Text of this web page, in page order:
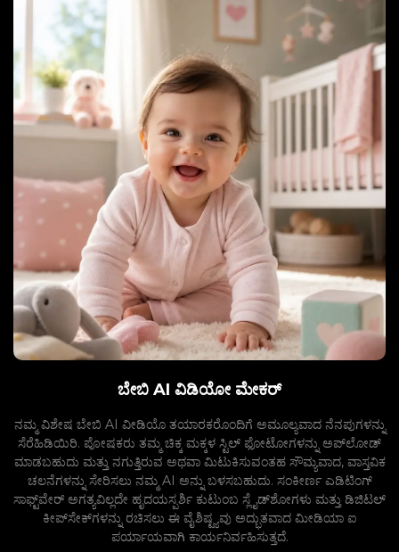
ಬೇಬಿ AI ವಿಡಿಯೋ ಮೇಕರ್
ನಮ್ಮ ವಿಶೇಷ ಬೇಬಿ AI ವೀಡಿಯೊ ತಯಾರಕರೊಂದಿಗೆ ಅಮೂಲ್ಯವಾದ ನೆನಪುಗಳನ್ನು
ಸೆರೆಹಿಡಿಯಿರಿ. ಪೋಷಕರು ತಮ್ಮ ಚಿಕ್ಕ ಮಕ್ಕಳ ಸ್ಟಿಲ್ ಫೋಟೋಗಳನ್ನು ಅಪ್‌ಲೋಡ್
ಮಾಡಬಹುದು ಮತ್ತು ನಗುತ್ತಿರುವ ಅಥವಾ ಮಿಟುಕಿಸುವಂತಹ ಸೌಮ್ಯವಾದ, ವಾಸ್ತವಿಕ
ಚಲನೆಗಳನ್ನು ಸೇರಿಸಲು ನಮ್ಮ AI ಅನ್ನು ಬಳಸಬಹುದು. ಸಂಕೀರ್ಣ ಎಡಿಟಿಂಗ್
ಸಾಫ್ಟ್‌ವೇರ್ ಅಗತ್ಯವಿಲ್ಲದೇ ಹೃದಯಸ್ಪರ್ಶಿ ಕುಟುಂಬ ಸ್ಲೈಡ್‌ಶೋಗಳು ಮತ್ತು ಡಿಜಿಟಲ್
ಕೀಪ್‌ಸೇಕ್‌ಗಳನ್ನು ರಚಿಸಲು ಈ ವೈಶಿಷ್ಟ್ಯವು ಅದ್ಭುತವಾದ ಮೀಡಿಯಾ ಐ
ಪರ್ಯಾಯವಾಗಿ ಕಾರ್ಯನಿರ್ವಹಿಸುತ್ತದೆ.